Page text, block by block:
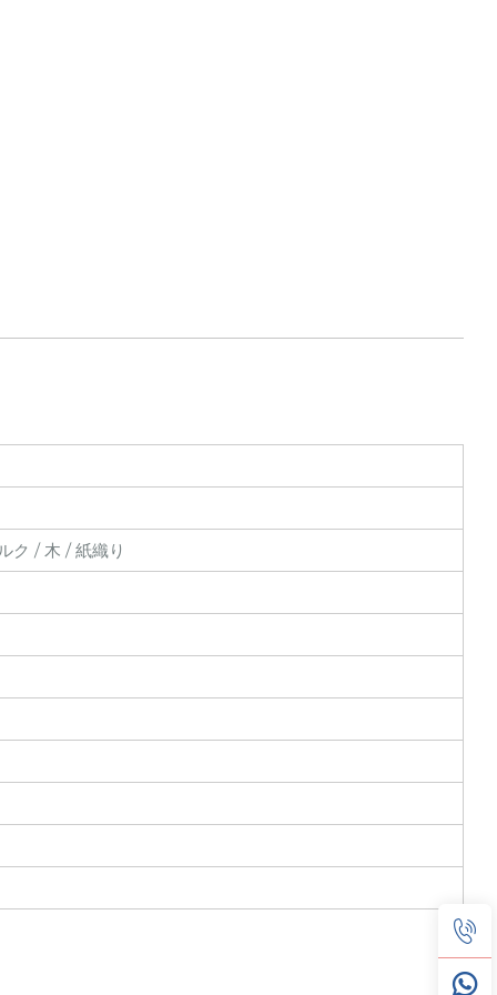
ク / 木 / 紙織り